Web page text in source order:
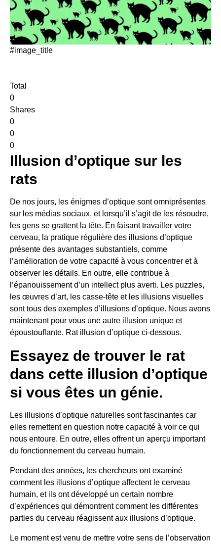
#image_title
Total
0
Shares
0
0
0
Illusion d’optique sur les
rats
De nos jours, les énigmes d’optique sont omniprésentes
sur les médias sociaux, et lorsqu’il s’agit de les résoudre,
les gens se grattent la tête. En faisant travailler votre
cerveau, la pratique régulière des illusions d’optique
présente des avantages substantiels, comme
l’amélioration de votre capacité à vous concentrer et à
observer les détails. En outre, elle contribue à
l’épanouissement d’un intellect plus averti. Les puzzles,
les œuvres d’art, les casse-tête et les illusions visuelles
sont tous des exemples d’illusions d’optique. Nous avons
maintenant pour vous une autre illusion unique et
époustouflante. Rat illusion d’optique ci-dessous.
Essayez de trouver le rat
dans cette illusion d’optique
si vous êtes un génie.
Les illusions d’optique naturelles sont fascinantes car
elles remettent en question notre capacité à voir ce qui
nous entoure. En outre, elles offrent un aperçu important
du fonctionnement du cerveau humain.
Pendant des années, les chercheurs ont examiné
comment les illusions d’optique affectent le cerveau
humain, et ils ont développé un certain nombre
d’expériences qui démontrent comment les différentes
parties du cerveau réagissent aux illusions d’optique.
Le moment est venu de mettre votre sens de l’observation